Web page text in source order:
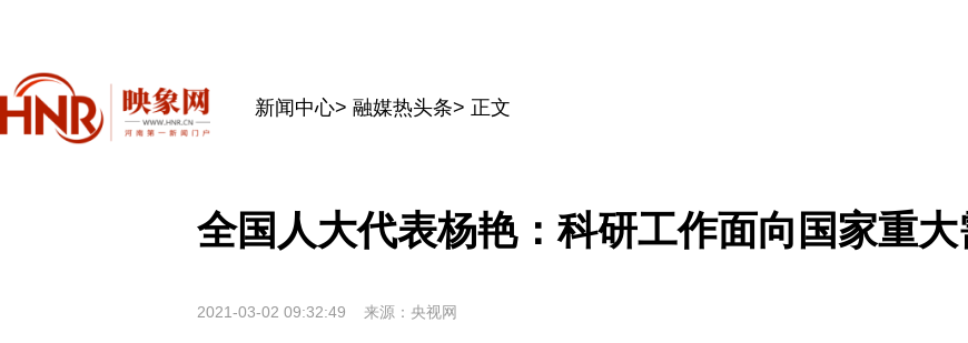
新闻中心> 融媒热头条> 正文
全国人大代表杨艳：科研工作面向国家重大
2021-03-02 09:32:49 来源：央视网